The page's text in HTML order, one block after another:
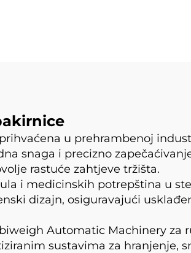
u prehrambenoj
snaga i precizno
rastuće zahtjeve tržišta.
i medicinskih potrepština u
dizajn, osiguravajući
Automatic Machinery za
sustavima za hranjenje,